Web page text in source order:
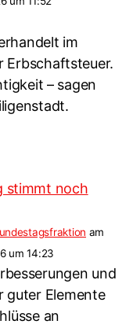
im
Erbschaftsteuer.
– sagen
stimmt noch
am
um 14:23
und
guter Elemente
an